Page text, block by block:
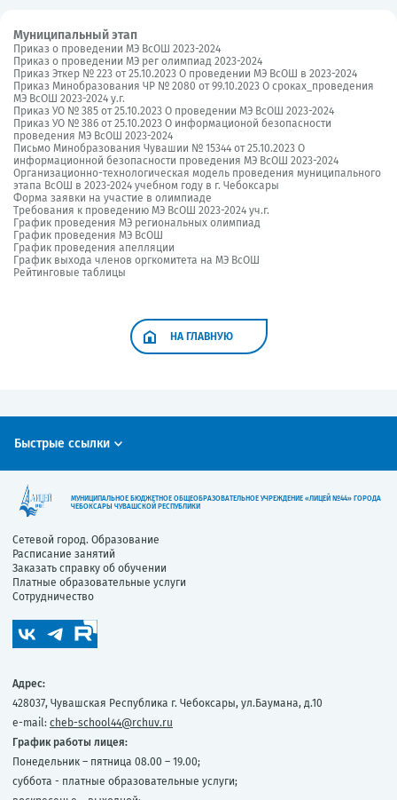
Муниципальный этап
Приказ о проведении МЭ ВсОШ 2023-2024
Приказ о проведении МЭ рег олимпиад 2023-2024
Приказ Эткер № 223 от 25.10.2023 О проведении МЭ ВсОШ в 2023-2024
Приказ Минобразования ЧР № 2080 от 99.10.2023 О сроках_проведения
МЭ ВсОШ 2023-2024 у.г.
Приказ УО № 385 от 25.10.2023 О проведении МЭ ВсОШ 2023-2024
Приказ УО № 386 от 25.10.2023 О информационой безопасности
проведения МЭ ВсОШ 2023-2024
Письмо Минобразования Чувашии № 15344 от 25.10.2023 О
информационной безопасности проведения МЭ ВсОШ 2023-2024
Организационно-технологическая модель проведения муниципального
этапа ВсОШ в 2023-2024 учебном году в г. Чебоксары
Форма заявки на участие в олимпиаде
Требования к проведению МЭ ВсОШ 2023-2024 уч.г.
График проведения МЭ региональных олимпиад
График проведения МЭ ВсОШ
График проведения апелляции
График выхода членов оргкомитета на МЭ ВсОШ
Рейтинговые таблицы
НА ГЛАВНУЮ
Быстрые ссылки
МУНИЦИПАЛЬНОЕ БЮДЖЕТНОЕ ОБЩЕОБРАЗОВАТЕЛЬНОЕ УЧРЕЖДЕНИЕ «ЛИЦЕЙ №44» ГОРОДА
ЧЕБОКСАРЫ ЧУВАШСКОЙ РЕСПУБЛИКИ
Сетевой город. Образование
Расписание занятий
Заказать справку об обучении
Платные образовательные услуги
Сотрудничество
Адрес:
428037, Чувашская Республика г. Чебоксары, ул.Баумана, д.10
e-mail: cheb-school44@rchuv.ru
График работы лицея:
Понедельник – пятница 08.00 – 19.00;
суббота - платные образовательные услуги;